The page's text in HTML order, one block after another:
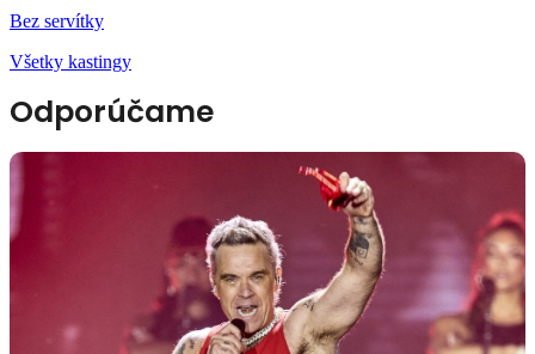
Bez servítky
Všetky kastingy
Odporúčame